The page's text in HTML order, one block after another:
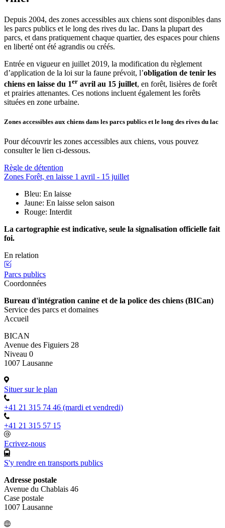
Depuis 2004, des zones accessibles aux chiens sont disponibles dans
les parcs publics et le long des rives du lac. Dans la plupart des
parcs, et dans pratiquement chaque quartier, des espaces pour chiens
en liberté ont été agrandis ou créés.
Entrée en vigueur en juillet 2019, la modification du règlement
d’application de la loi sur la faune prévoit, l’obligation de tenir les
chiens en laisse du 1er avril au 15 juillet, en forêt, lisières de forêt
et prairies attenantes. Ces notions incluent également les forêts
situées en zone urbaine.
Zones accessibles aux chiens dans les parcs publics et le long des rives du lac
Pour découvrir les zones accessibles aux chiens, vous pouvez
consulter le lien ci-dessous.
Règle de détention
Zones Forêt, en laisse 1 avril - 15 juillet
Bleu: En laisse
Jaune: En laisse selon saison
Rouge: Interdit
La cartographie est indicative, seule la signalisation officielle fait
foi.
En relation
Parcs publics
Coordonnées
Bureau d'intégration canine et de la police des chiens (BICan)
Service des parcs et domaines
Accueil
BICAN
Avenue des Figuiers 28
Niveau 0
1007 Lausanne
Situer sur le plan
+41 21 315 74 46 (mardi et vendredi)
+41 21 315 57 15
Ecrivez-nous
S'y rendre en transports publics
Adresse postale
Avenue du Chablais 46
Case postale
1007 Lausanne